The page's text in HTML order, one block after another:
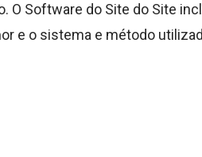
O Software do Site do Site
e o sistema e método